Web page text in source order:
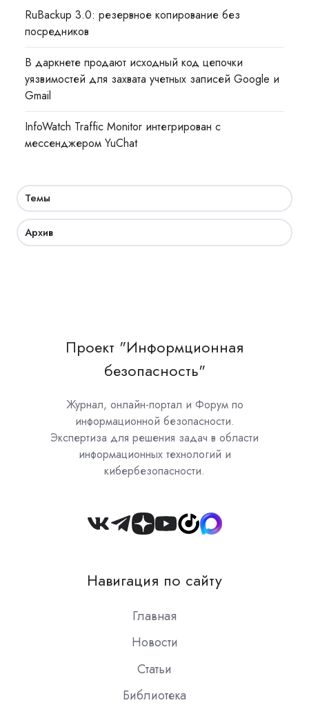
RuBackup 3.0: резервное копирование без
посредников
В даркнете продают исходный код цепочки
уязвимостей для захвата учетных записей Google и
Gmail
InfoWatch Traffic Monitor интегрирован с
мессенджером YuChat
Темы
Архив
Проект "Информционная
безопасность"
Журнал, онлайн-портал и Форум по
информационной безопасности.
Экспертиза для решения задач в области
информационных технологий и
кибербезопасности.
Join
Slack
Навигация по сайту
Главная
Новости
Статьи
Библиотека